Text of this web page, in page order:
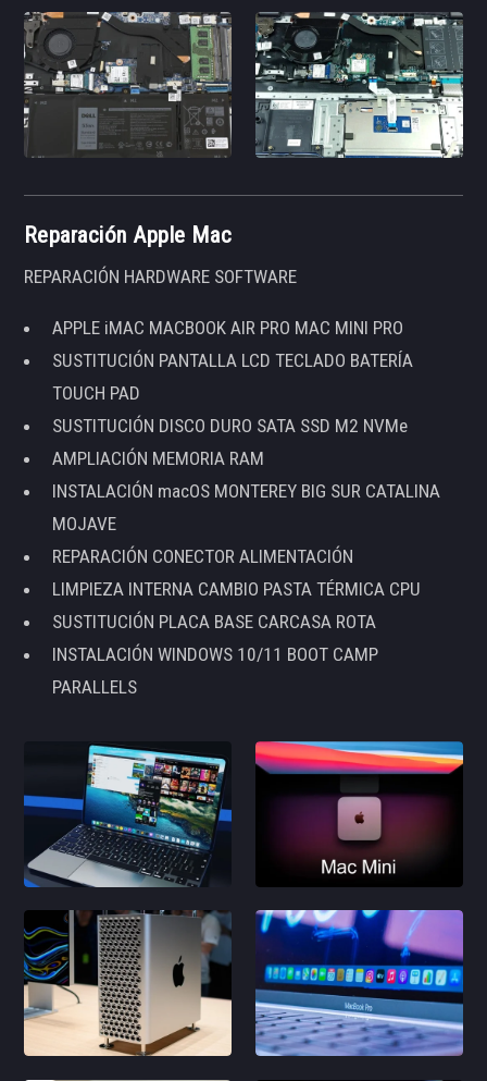
Reparación Apple Mac
REPARACIÓN HARDWARE SOFTWARE
APPLE iMAC MACBOOK AIR PRO MAC MINI PRO
SUSTITUCIÓN PANTALLA LCD TECLADO BATERÍA
TOUCH PAD
SUSTITUCIÓN DISCO DURO SATA SSD M2 NVMe
AMPLIACIÓN MEMORIA RAM
INSTALACIÓN macOS MONTEREY BIG SUR CATALINA
MOJAVE
REPARACIÓN CONECTOR ALIMENTACIÓN
LIMPIEZA INTERNA CAMBIO PASTA TÉRMICA CPU
SUSTITUCIÓN PLACA BASE CARCASA ROTA
INSTALACIÓN WINDOWS 10/11 BOOT CAMP
PARALLELS